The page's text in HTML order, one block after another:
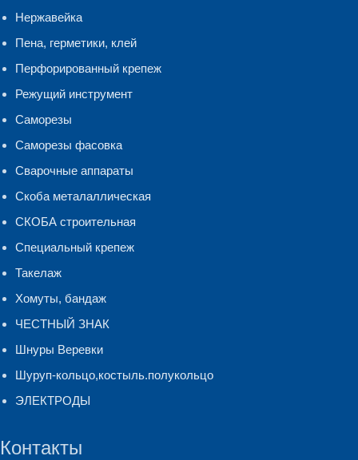
Нержавейка
Пена, герметики, клей
Перфорированный крепеж
Режущий инструмент
Саморезы
Саморезы фасовка
Сварочные аппараты
Скоба металаллическая
СКОБА строительная
Специальный крепеж
Такелаж
Хомуты, бандаж
ЧЕСТНЫЙ ЗНАК
Шнуры Веревки
Шуруп-кольцо,костыль.полукольцо
ЭЛЕКТРОДЫ
Контакты